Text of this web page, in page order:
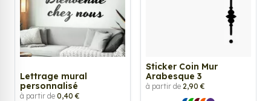
Lettrage mural
personnalisé
à partir de 0,40 €
Sticker Coin Mur
Arabesque 3
à partir de 2,90 €